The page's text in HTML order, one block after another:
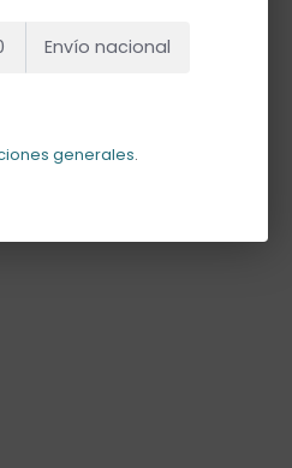
Envío nacional
generales.